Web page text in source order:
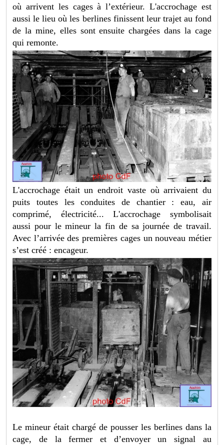
où arrivent les cages à l’extérieur. L'accrochage est
aussi le lieu où les berlines finissent leur trajet au fond
de la mine, elles sont ensuite chargées dans la cage
qui remonte.
L'accrochage était un endroit vaste où arrivaient du
puits toutes les conduites de chantier : eau, air
comprimé, électricité... L'accrochage symbolisait
aussi pour le mineur la fin de sa journée de travail.
Avec l’arrivée des premières cages un nouveau métier
s’est créé : encageur.
Le mineur était chargé de pousser les berlines dans la
cage, de la fermer et d’envoyer un signal au